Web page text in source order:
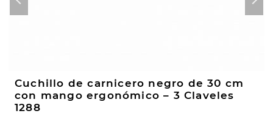
Cuchillo de carnicero negro de 30 cm
con mango ergonómico – 3 Claveles
1288